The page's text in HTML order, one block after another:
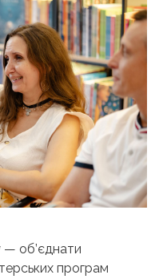
— об’єднати
програм